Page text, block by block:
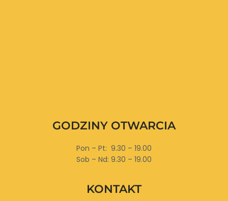
GODZINY OTWARCIA
Pon – Pt: 9.30 – 19.00
Sob – Nd: 9.30 – 19.00
KONTAKT